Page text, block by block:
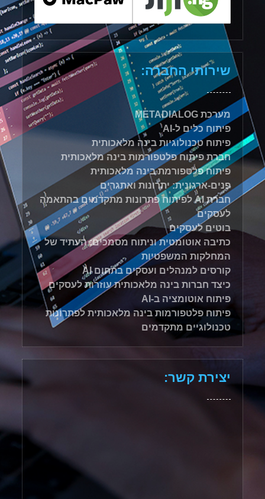
שירותי החברה:
מערכת METADIALOG
פיתוח כלים ל-AI
פיתוח טכנולוגיות בינה מלאכותית
חברת פיתוח פלטפורמות בינה מלאכותית
פיתוח פלטפורמת בינה מלאכותית
פנים-ארגונית: יתרונות ואתגרים
חברת AI לפיתוח פתרונות מתקדמים בהתאמה
לעסקים
בוטים לעסקים
כתיבה אוטומטית וניתוח מסמכים: העתיד של
המחלקות המשפטיות
קורסים למנהלים ועסקים בתחום AI
כיצד חברות בינה מלאכותית עוזרות לעסקים
פיתוח אוטומציה ב-AI
פיתוח פלטפורמות בינה מלאכותית לפתרונות
טכנולוגיים מתקדמים
יצירת קשר: